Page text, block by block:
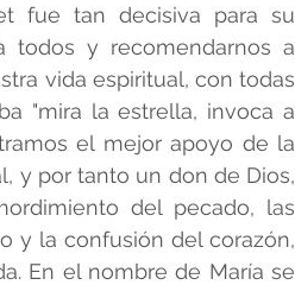
fue tan decisiva para su
todos y recomendarnos a
vida espiritual, con todas
"mira la estrella, invoca a
el mejor apoyo de la
y por tanto un don de Dios,
del pecado, las
y la confusión del corazón,
En el nombre de María se